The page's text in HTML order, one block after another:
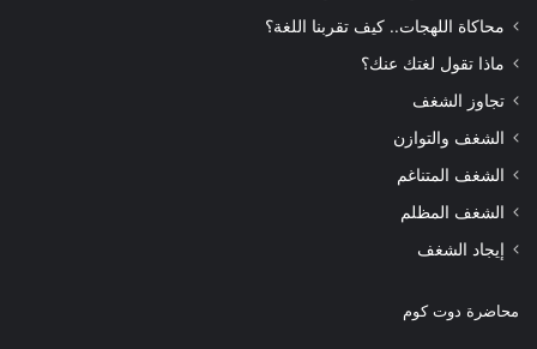
محاكاة اللهجات.. كيف تقربنا اللغة؟
ماذا تقول لغتك عنك؟
تجاوز الشغف
الشغف والتوازن
الشغف المتناغم
الشغف المظلم
إيجاد الشغف
محاضرة دوت كوم